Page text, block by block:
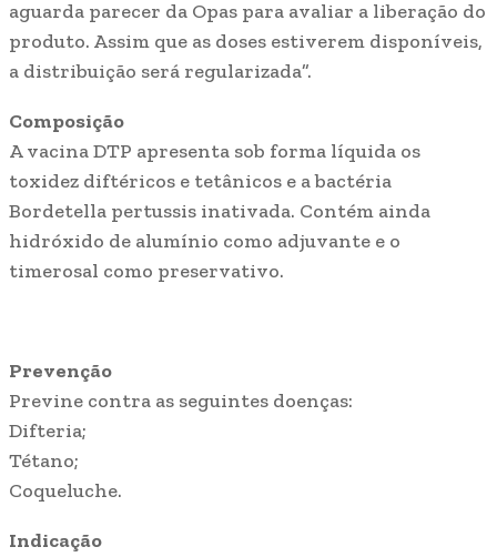
aguarda parecer da Opas para avaliar a liberação do
produto. Assim que as doses estiverem disponíveis,
a distribuição será regularizada”.
Composição
A vacina DTP apresenta sob forma líquida os
toxidez diftéricos e tetânicos e a bactéria
Bordetella pertussis inativada. Contém ainda
hidróxido de alumínio como adjuvante e o
timerosal como preservativo.
Prevenção
Previne contra as seguintes doenças:
Difteria;
Tétano;
Coqueluche.
Indicação